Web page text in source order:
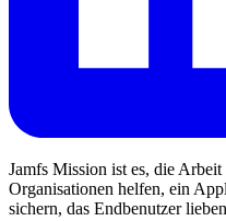
Jamfs Mission ist es, die
Organisationen helfen, ein
sichern, das Endbenutzer